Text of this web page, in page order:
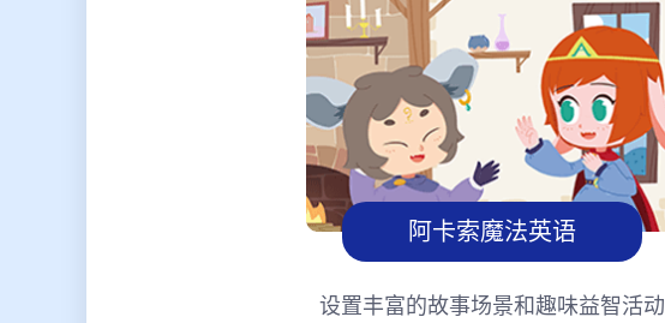
阿卡索魔法英语
设置丰富的故事场景和趣味益智活动